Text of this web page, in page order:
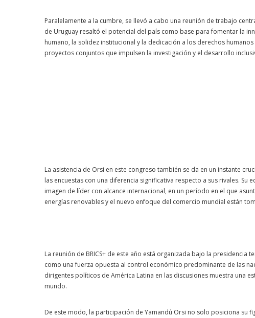
Paralelamente a la cumbre, se llevó a cabo una reunión de trabajo
de Uruguay resaltó el potencial del país como base para fomentar la
humano, la solidez institucional y la dedicación a los derechos
proyectos conjuntos que impulsen la investigación y el desarrollo
La asistencia de Orsi en este congreso también se da en un instante
las encuestas con una diferencia significativa respecto a sus rivales.
imagen de líder con alcance internacional, en un período en el que
energías renovables y el nuevo enfoque del comercio mundial están
La reunión de BRICS+ de este año está organizada bajo la
como una fuerza opuesta al control económico predominante de las
dirigentes políticos de América Latina en las discusiones muestra una
mundo.
De este modo, la participación de Yamandú Orsi no solo posiciona su